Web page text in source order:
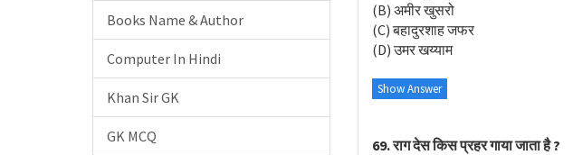
(B) अमीर खुसरो
(C) बहादुरशाह जफर
(D) उमर खय्याम
Show Answer
69. राग देस किस प्रहर गाया जाता है ?
Books Name & Author
Computer In Hindi
Khan Sir GK
GK MCQ